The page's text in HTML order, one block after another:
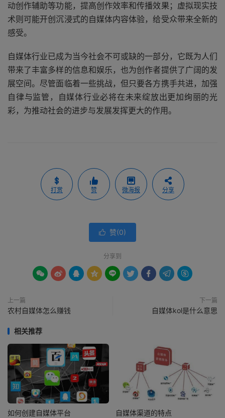
动创作辅助等功能，提高创作效率和传播效果；虚拟现实技
术则可能开创沉浸式的自媒体内容体验，给受众带来全新的
感受。
自媒体行业已成为当今社会不可或缺的一部分，它既为人们
带来了丰富多样的信息和娱乐，也为创作者提供了广阔的发
展空间。尽管面临着一些挑战，但只要各方携手共进，加强
自律与监管，自媒体行业必将在未来绽放出更加绚丽的光
彩，为推动社会的进步与发展发挥更大的作用。
打赏 赞 微海报 分享
 赞(0)
分享到
        
上一篇
农村自媒体怎么赚钱
下一篇
自媒体kol是什么意思
相关推荐
如何创建自媒体平台 自媒体渠道的特点